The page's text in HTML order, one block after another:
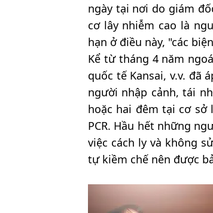
ngày tại nơi do giám
cơ lây nhiễm cao là
hạn ở điều này, "các
Kể từ tháng 4 năm
quốc tế Kansai, v.v. đã
người nhập cảnh, tái
hoặc hai đêm tại cơ
PCR. Hầu hết những
việc cách ly và không
tự kiềm chế nên được